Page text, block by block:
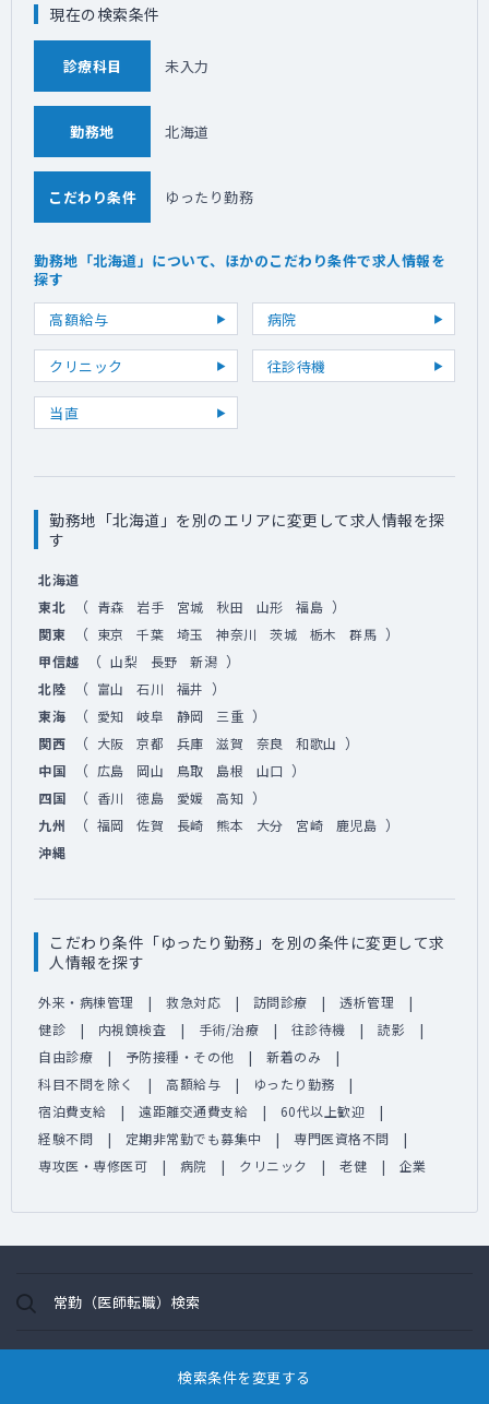
検索条件を変更する
現在の検索条件
診療科目 未入力
勤務地 北海道
こだわり条件 ゆったり勤務
勤務地「北海道」について、ほかのこだわり条件で求人情報を
探す
高額給与
病院
クリニック 往診待機
当直
勤務地「北海道」を別のエリアに変更して求人情報を探
す
北海道
東北
（ 青森 岩手 宮城 秋田 山形 福島 ）
関東 （ 東京 千葉 埼玉 神奈川 茨城 栃木 群馬 ）
甲信越 （ 山梨 長野 新潟 ）
北陸 （ 富山 石川 福井 ）
東海 （ 愛知 岐阜 静岡 三重 ）
関西 （ 大阪 京都 兵庫 滋賀 奈良 和歌山 ）
中国 （ 広島 岡山 鳥取 島根 山口 ）
四国 （ 香川 徳島 愛媛 高知 ）
九州 （ 福岡 佐賀 長崎 熊本 大分 宮崎 鹿児島 ）
沖縄
こだわり条件「ゆったり勤務」を別の条件に変更して求
人情報を探す
外来・病棟管理 救急対応 訪問診療
透析管理
健診
内視鏡検査 手術/治療 往診待機
読影
自由診療
予防接種・その他
新着のみ
科目不問を除く
高額給与
ゆったり勤務
宿泊費支給
遠距離交通費支給
60代以上歓迎
経験不問
定期非常勤でも募集中
専門医資格不問
専攻医・専修医可
病院 クリニック 老健 企業
常勤（医師転職）検索